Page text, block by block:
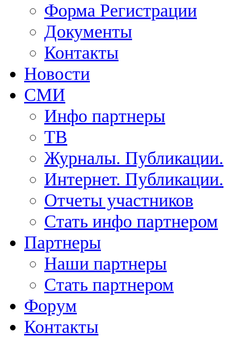
Форма Регистрации
Документы
Контакты
Новости
СМИ
Инфо партнеры
ТВ
Журналы. Публикации.
Интернет. Публикации.
Отчеты участников
Стать инфо партнером
Партнеры
Наши партнеры
Стать партнером
Форум
Контакты